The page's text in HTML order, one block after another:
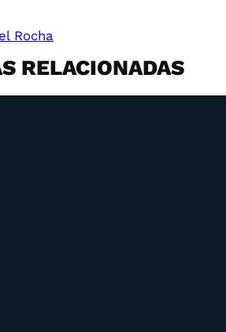
Rocha
RELACIONADAS